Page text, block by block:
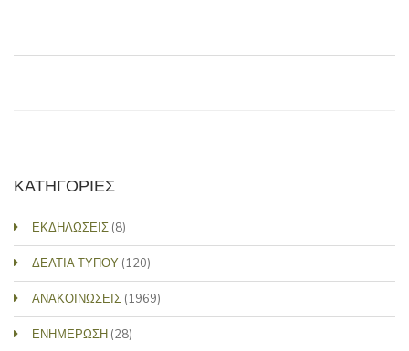
ΚΑΤΗΓΟΡΙΕΣ
ΕΚΔΗΛΩΣΕΙΣ (8)
ΔΕΛΤΙΑ ΤΥΠΟΥ (120)
ΑΝΑΚΟΙΝΩΣΕΙΣ (1969)
ΕΝΗΜΕΡΩΣΗ (28)